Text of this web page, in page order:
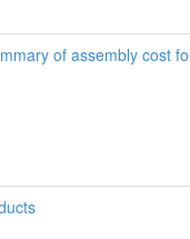
of assembly cost